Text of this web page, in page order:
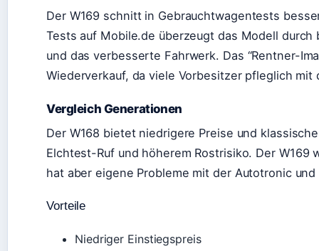
Der W169 schnitt in Gebrauchtwagentests
Tests auf Mobile.de überzeugt das Modell
und das verbesserte Fahrwerk. Das “Rentner-
Wiederverkauf, da viele Vorbesitzer pfleglich mit
Vergleich Generationen
Der W168 bietet niedrigere Preise und
Elchtest-Ruf und höherem Rostrisiko. Der W169
hat aber eigene Probleme mit der Autotronic
Vorteile
Niedriger Einstiegspreis